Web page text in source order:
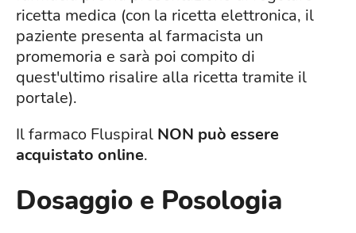
ricetta medica (con la ricetta elettronica, il
paziente presenta al farmacista un
promemoria e sarà poi compito di
quest'ultimo risalire alla ricetta tramite il
portale).
Il farmaco Fluspiral NON può essere
acquistato online.
Dosaggio e Posologia